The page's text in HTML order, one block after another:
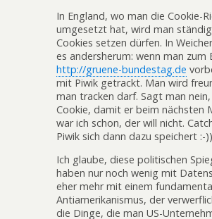
In England, wo man die Cookie-
umgesetzt hat, wird man
Cookies setzen dürfen. In
es andersherum: wenn man zum
http://gruene-bundestag.de
mit Piwik getrackt. Man wird
man tracken darf. Sagt man
Cookie, damit er beim nächsten
war ich schon, der will nicht.
Piwik sich dann dazu speichert :-
Ich glaube, diese politischen
haben nur noch wenig mit
eher mehr mit einem
Antiamerikanismus, der
die Dinge, die man US-